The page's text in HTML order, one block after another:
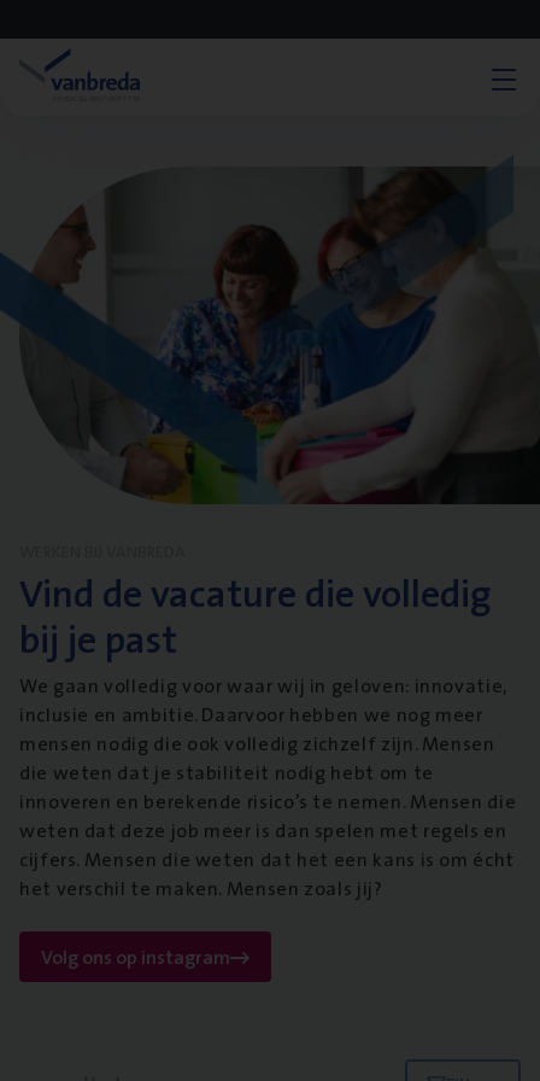
Vind de vacature die volledig
bij je past
We gaan volledig voor waar wij in geloven: innovatie,
inclusie en ambitie. Daarvoor hebben we nog meer
mensen nodig die ook volledig zichzelf zijn. Mensen
die weten dat je stabiliteit nodig hebt om te
innoveren en berekende risico’s te nemen. Mensen die
weten dat deze job meer is dan spelen met regels en
cijfers. Mensen die weten dat het een kans is om écht
het verschil te maken. Mensen zoals jij?
Volg ons op instagram